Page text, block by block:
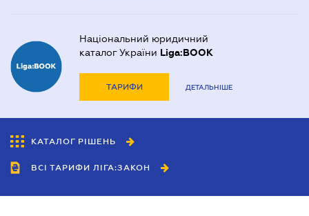
Національний юридичний
каталог України Liga:BOOK
ТАРИФИ ДЕТАЛЬНІШЕ
КАТАЛОГ РІШЕНЬ
ВСІ ТАРИФИ ЛІГА:ЗАКОН